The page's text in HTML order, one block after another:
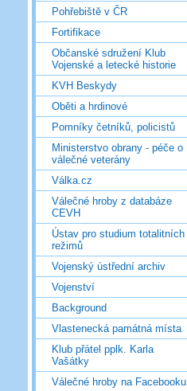
Pohřebiště v ČR
Fortifikace
Občanské sdružení Klub
Vojenské a letecké historie
KVH Beskydy
Oběti a hrdinové
Pomníky četníků, policistů
Ministerstvo obrany - péče o
válečné veterány
Válka.cz
Válečné hroby z databáze
CEVH
Ústav pro studium totalitních
režimů
Vojenský ústřední archiv
Vojenství
Background
Vlastenecká památná místa
Klub přátel pplk. Karla
Vašátky
Válečné hroby na Facebooku